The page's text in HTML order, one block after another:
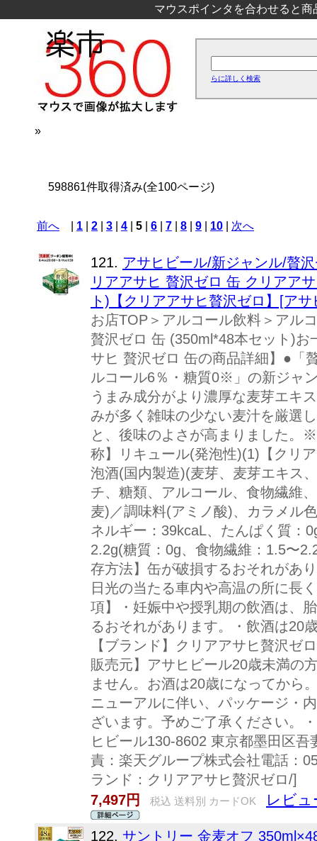
マウスポインタを合わせると
らに詳しく検索
»
598861件取得済み(全100ページ)
前へ 1 2 3 4 5 6 7 8 9 10 次へ
121. アサヒビール/新ジャンル/贅
リアアサヒ 贅沢ゼロ 缶 クリアア
ト)【クリアアサヒ贅沢ゼロ】[ア
お店TOP＞アルコール飲料＞アル
贅沢ゼロ 缶 (350ml*48本セット)
サヒ 贅沢ゼロ 缶の商品詳細】●「
ルコール6％・糖質0※」の新ジャ
うまみ成分がより濃厚な麦芽エキ
みが多く雑味の少ない麦汁を厳選
と、後味のよさが高まりました。
称】リキュール(発泡性)(1)【クリ
泡酒(国内製造)(麦芽、麦芽エキス
チ、糖類、アルコール、食物繊維
麦)／調味料(アミノ酸)、カラメル
ネルギー：39kcaL、たんぱく質：
2.2g(糖質：0g、食物繊維：1.5〜
存方法】缶が破損するおそれがあ
日光の当たる車内や高温の所に長
項】・妊娠中や授乳期の飲酒は、
るおそれがあります。・飲酒は20
【ブランド】クリアアサヒ贅沢ゼ
販売元】アサヒビール20歳未満の
ません。お酒は20歳になってから
ニューアルに伴い、パッケージ・
ざいます。予めご了承ください。
ヒビール130-8602 東京都墨田区
責：楽天グループ株式会社電話：
ランド：クリアアサヒ贅沢ゼロ/]
7,497円
税込 送料別 カードOK レビュ
122. サントリー 金麦オフ